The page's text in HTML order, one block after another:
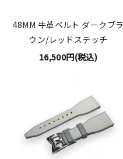
48MM 牛革ベルト ダークブラ
ウン/レッドステッチ
16,500円(税込)